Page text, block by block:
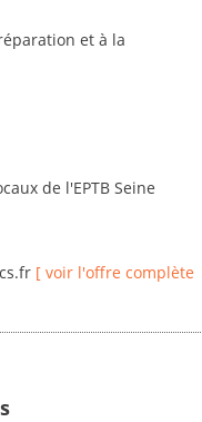
et à la
de l'EPTB Seine
[ voir l'offre complète